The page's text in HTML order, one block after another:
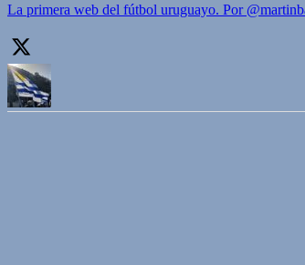
La primera web del fútbol uruguayo. Por